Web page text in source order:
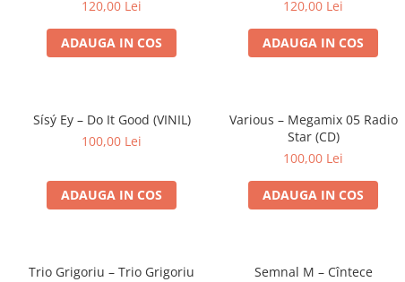
120,00 Lei
ADAUGA IN COS
120,00 Lei
ADAUGA IN COS
Sísý Ey – Do It Good (VINIL)
100,00 Lei
ADAUGA IN COS
Various – Megamix 05 Radio
Star (CD)
100,00 Lei
ADAUGA IN COS
Trio Grigoriu – Trio Grigoriu
Semnal M – Cîntece